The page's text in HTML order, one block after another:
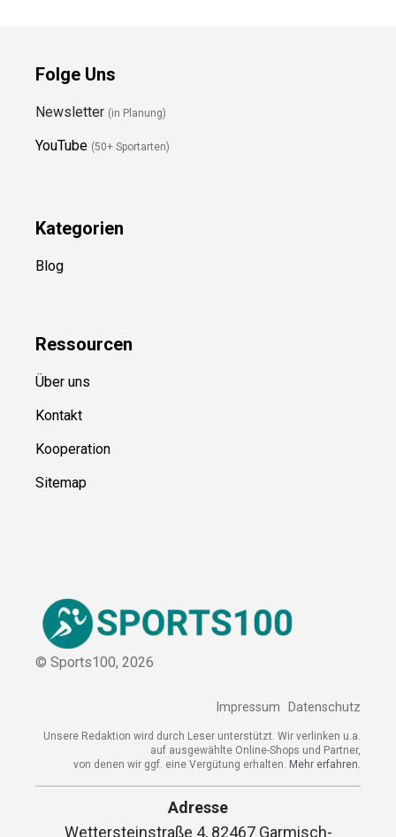
Folge Uns
Newsletter (in Planung)
YouTube (50+ Sportarten)
Kategorien
Blog
Ressourcen
Über uns
Kontakt
Kooperation
Sitemap
© Sports100, 2026
Impressum Datenschutz
Unsere Redaktion wird durch Leser unterstützt. Wir verlinken u.a.
auf ausgewählte Online-Shops und Partner,
von denen wir ggf. eine Vergütung erhalten. Mehr erfahren.
Adresse
Wettersteinstraße 4, 82467 Garmisch-